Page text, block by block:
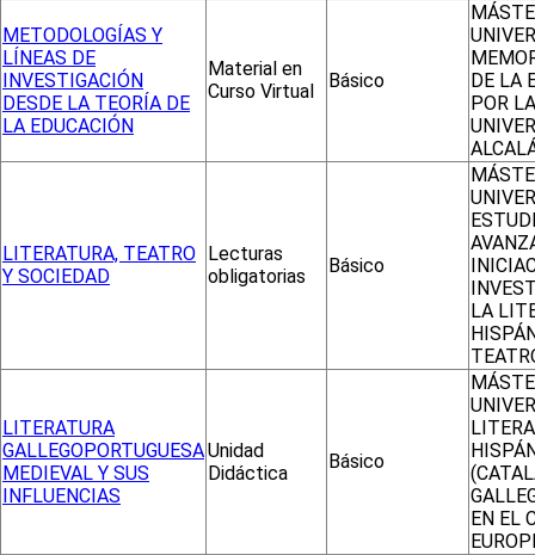
METODOLOGÍAS Y
LÍNEAS DE
INVESTIGACIÓN
DESDE LA TEORÍA DE
LA EDUCACIÓN
Material en
Curso Virtual
Básico
DE LA
POR LA
LITERATURA, TEATRO
Y SOCIEDAD
Lecturas
obligatorias
Básico
LA
LITERATURA
GALLEGOPORTUGUESA
MEDIEVAL Y SUS
INFLUENCIAS
Unidad
Didáctica
Básico
EN EL